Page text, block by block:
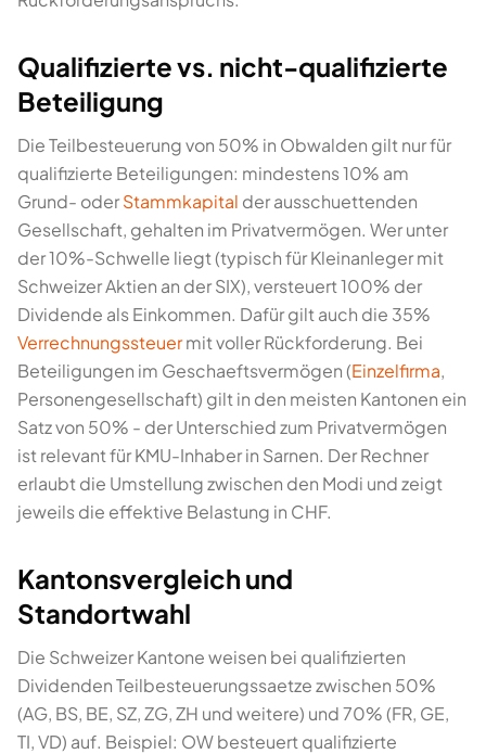
Qualifizierte vs. nicht-qualifizierte
Beteiligung
Die Teilbesteuerung von 50% in Obwalden gilt nur für
qualifizierte Beteiligungen: mindestens 10% am
Grund- oderStammkapital der ausschuettenden
Gesellschaft, gehalten im Privatvermögen. Wer unter
der 10%-Schwelle liegt (typisch für Kleinanleger mit
Schweizer Aktien an der SIX), versteuert 100% der
Dividende als Einkommen. Dafür gilt auch die 35%
Verrechnungssteuermit voller Rückforderung. Bei
Beteiligungen im Geschaeftsvermögen (Einzelfirma,
Personengesellschaft) gilt in den meisten Kantonen ein
Satz von 50% - der Unterschied zum Privatvermögen
ist relevant für KMU-Inhaber in Sarnen. Der Rechner
erlaubt die Umstellung zwischen den Modi und zeigt
jeweils die effektive Belastung in CHF.
Kantonsvergleich und
Standortwahl
Die Schweizer Kantone weisen bei qualifizierten
Dividenden Teilbesteuerungssaetze zwischen 50%
(AG, BS, BE, SZ, ZG, ZH und weitere) und 70% (FR, GE,
TI, VD) auf. Beispiel: OW besteuert qualifizierte